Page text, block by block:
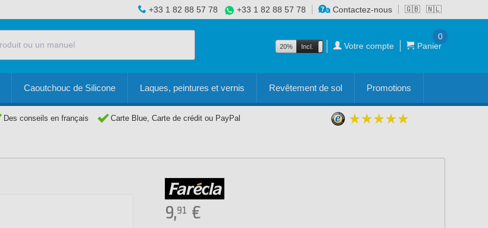
🇬🇧 🇳🇱
+33 1 82 88 57 78 +33 1 82 88 57 78 Contactez-nous
20% Incl. Excl. Votre compte Panier
0
Caoutchouc de Silicone Laques, peintures et vernis Revêtement de sol Promotions
Des conseils en français Carte Blue, Carte de crédit ou PayPal
9,91 €